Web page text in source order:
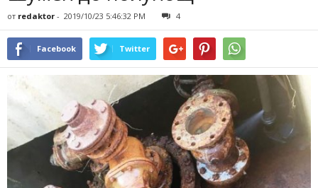
от redaktor - 2019/10/23 5:46:32 PM 4
Facebook Twitter